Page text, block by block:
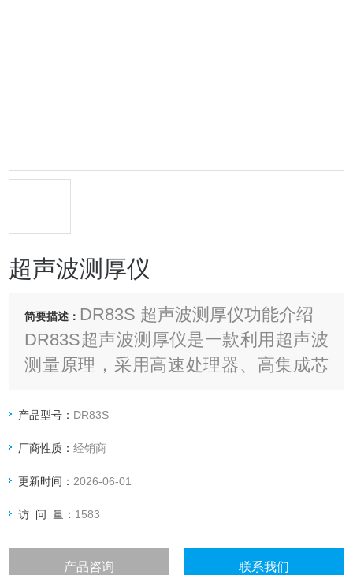
超声波测厚仪
简要描述： DR83S 超声波测厚仪功能介绍
DR83S超声波测厚仪是一款利用超声波
测量原理，采用高速处理器、高集成芯
准地测量多种材料厚度及声速的高精度
便携式测厚仪。能以恒定速度穿透物体
产品型号： DR83S
厂商性质：经销商
更新时间： 2026-06-01
访 问 量： 1583
产品咨询 联系我们